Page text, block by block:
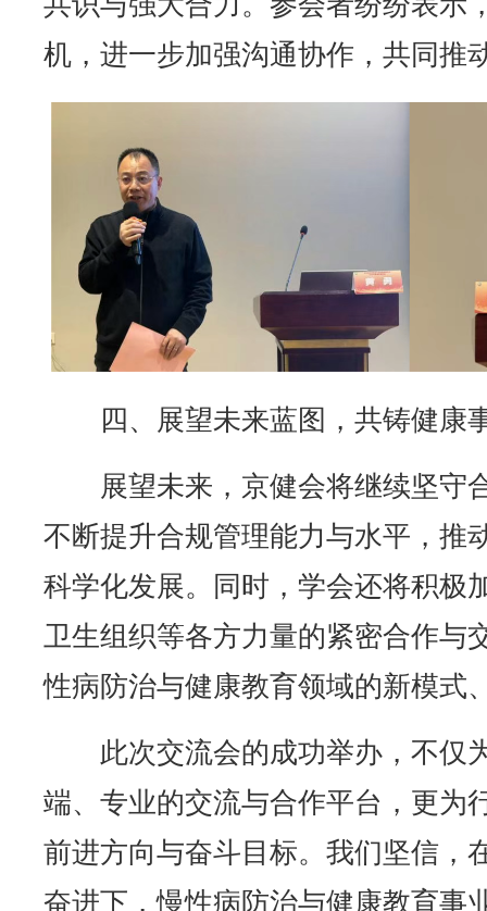
机，进一步加强沟通协作，共同推
四、展望未来蓝图，共铸健康
展望未来，京健会将继续坚守
不断提升合规管理能力与水平，推
科学化发展。同时，学会还将积极
卫生组织等各方力量的紧密合作与
性病防治与健康教育领域的新模式
此次交流会的成功举办，不仅
端、专业的交流与合作平台，更为
前进方向与奋斗目标。我们坚信，
奋进下，慢性病防治与健康教育事